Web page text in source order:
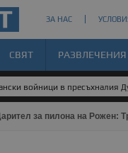
ЗА НАС
СВЯТ РАЗВЛЕЧЕНИЯ
войници в пресъхналия
за пилона на Рожен: